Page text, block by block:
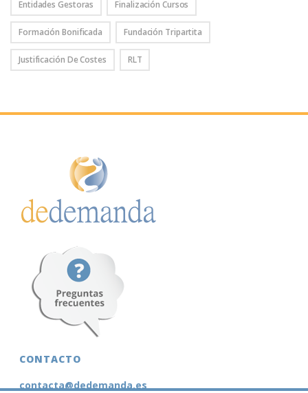
Entidades Gestoras Finalización Cursos
Formación Bonificada Fundación Tripartita
Justificación De Costes RLT
CONTACTO
contacta@dedemanda.es